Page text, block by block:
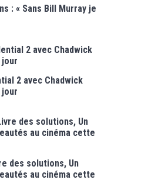
: « Sans Bill Murray je
2 avec Chadwick
jour
des solutions, Un
au cinéma cette